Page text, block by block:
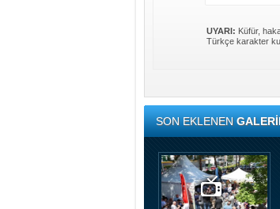
UYARI: Küfür,
Türkçe karakter
SON EKLENEN